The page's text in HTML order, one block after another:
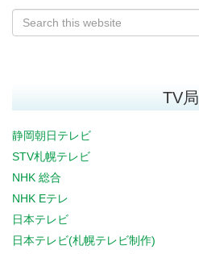
TV局
静岡朝日テレビ
STV札幌テレビ
NHK 総合
NHK Eテレ
日本テレビ
日本テレビ(札幌テレビ制作)